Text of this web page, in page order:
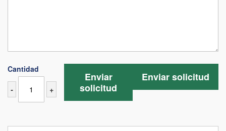
Cantidad
- +
Enviar solicitud
Enviar
solicitud